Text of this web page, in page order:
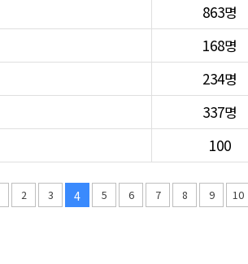
863명
168명
234명
337명
100
2 3 4 5 6 7 8 9 10